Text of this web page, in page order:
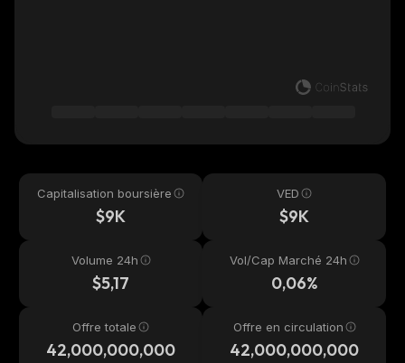
Capitalisation boursière
$9K
VED
$9K
Volume 24h
$5,17
Vol/Cap Marché 24h
0,06%
Offre totale
42,000,000,000
Offre en circulation
42,000,000,000